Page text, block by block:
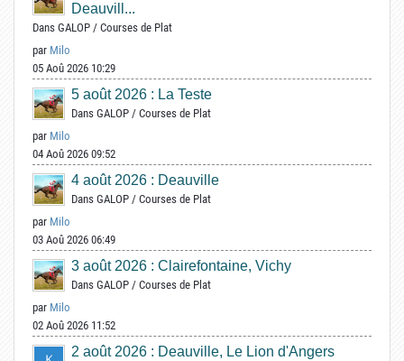
Deauvill...
Dans GALOP / Courses de Plat
par Milo
05 Aoû 2026 10:29
5 août 2026 : La Teste
Dans GALOP / Courses de Plat
par Milo
04 Aoû 2026 09:52
4 août 2026 : Deauville
Dans GALOP / Courses de Plat
par Milo
03 Aoû 2026 06:49
3 août 2026 : Clairefontaine, Vichy
Dans GALOP / Courses de Plat
par Milo
02 Aoû 2026 11:52
2 août 2026 : Deauville, Le Lion d'Angers